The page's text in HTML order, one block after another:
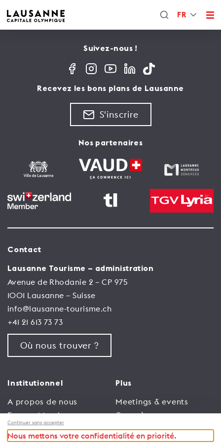
FR
Suivez-nous !
Recevez les bons plans de Lausanne
S'inscrire
Nos partenaires
Contact
Lausanne Tourisme – administration
Avenue de Rhodanie 2 – CP 975
1001 Lausanne – Suisse
info@lausanne-tourisme.ch
+41 21 613 73 73
Où nous trouver ?
Institutionnel
A propos de nous
Espace Membres
Emploi
Plus
Meetings & events
Congrès
Trade
Continuer sans accepter
Nous mettons votre confidentialité en priorité.